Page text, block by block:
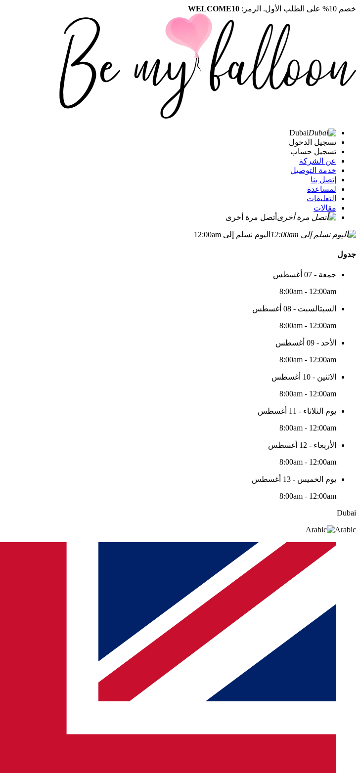
خصم 10% على الطلب الأول. الرمز: WELCOME10
Dubai
تسجيل الدخول
تسجيل حساب
عن الشركة
خدمة التوصيل
إتصل بنا
لمساعدة
التعليقات
مقالات
أتصل مرة أخرى
اليوم نسلم إلى 12:00am
جدول
جمعة - 07 أغسطس
8:00am - 12:00am
السبتالسبت - 08 أغسطس
8:00am - 12:00am
الأحد - 09 أغسطس
8:00am - 12:00am
الاثنين - 10 أغسطس
8:00am - 12:00am
يوم الثلاثاء - 11 أغسطس
8:00am - 12:00am
الأربعاء - 12 أغسطس
8:00am - 12:00am
يوم الخميس - 13 أغسطس
8:00am - 12:00am
Dubai
Arabic